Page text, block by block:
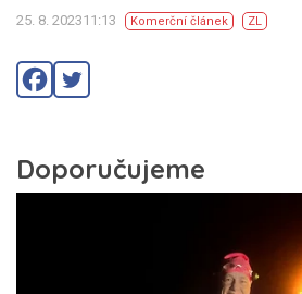
25. 8. 202311:13 Komerční článek ZL